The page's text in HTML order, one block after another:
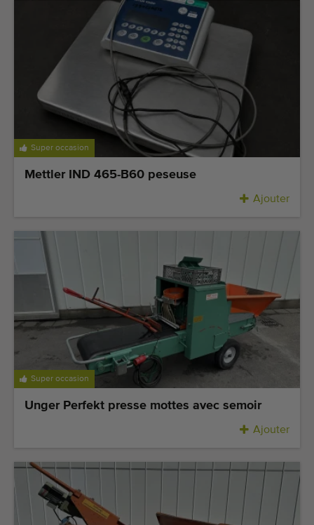
Super occasion
Mettler IND 465-B60 peseuse
Ajouter
Super occasion
Unger Perfekt presse mottes avec semoir
Ajouter